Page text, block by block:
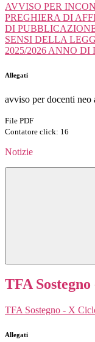
AVVISO PER
PREGHIERA DI
DI
SENSI DELLA
2025/2026 ANNO DI
Allegati
avviso per docenti neo
File PDF
Contatore click: 16
Notizie
TFA
TFA Sostegno - X
Allegati